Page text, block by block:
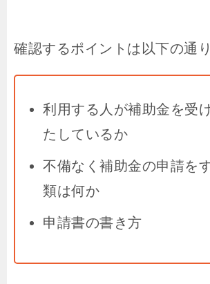
確認するポイントは以下の通り
利用する人が補助金を受
たしているか
不備なく補助金の申請を
類は何か
申請書の書き方